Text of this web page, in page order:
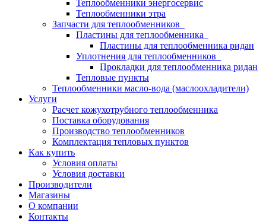
Теплообменники энергосервис
Теплообменники этра
Запчасти для теплообменников
Пластины для теплообменника
Пластины для теплообменника ридан
Уплотнения для теплообменников
Прокладки для теплообменника ридан
Тепловые пункты
Теплообменники масло-вода (маслоохладители)
Услуги
Расчет кожухотрубного теплообменника
Поставка оборудования
Производство теплообменников
Комплектация тепловых пунктов
Как купить
Условия оплаты
Условия доставки
Производители
Магазины
О компании
Контакты